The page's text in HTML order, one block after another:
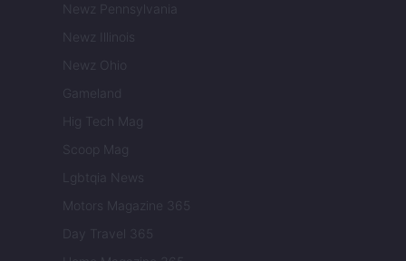
Newz Pennsylvania
Newz Illinois
Newz Ohio
Gameland
Hig Tech Mag
Scoop Mag
Lgbtqia News
Motors Magazine 365
Day Travel 365